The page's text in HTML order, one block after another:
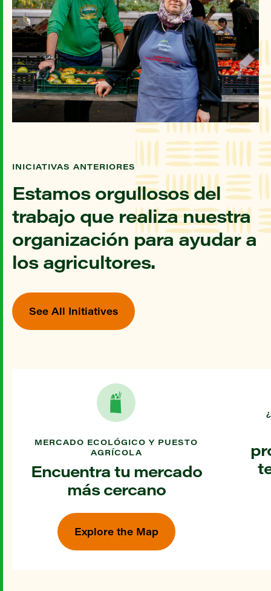
INICIATIVAS ANTERIORES
Estamos orgullosos del
trabajo que realiza nuestra
organización para ayudar a
los agricultores.
See All Initiatives
MERCADO ECOLÓGICO Y PUESTO
AGRÍCOLA
Encuentra tu mercado
más cercano
Explore the Map